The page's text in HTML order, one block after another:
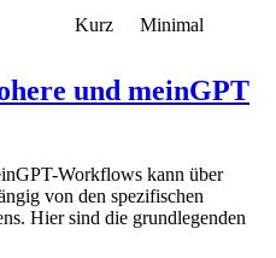
Kurz Minimal
und meinGPT
Workflows kann über
von den spezifischen
Hier sind die grundlegenden